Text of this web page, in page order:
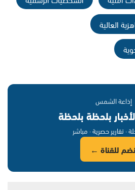
العالية
إذاعة الشمس
بلحظة بلحظة
· تقارير حصرية · مباشر
للقناة ←